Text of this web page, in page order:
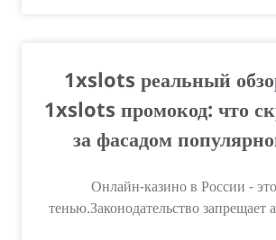
1xslots реальный
1xslots промокод: что
за фасадом
Онлайн-казино в России -
тенью.Законодательство запрещает